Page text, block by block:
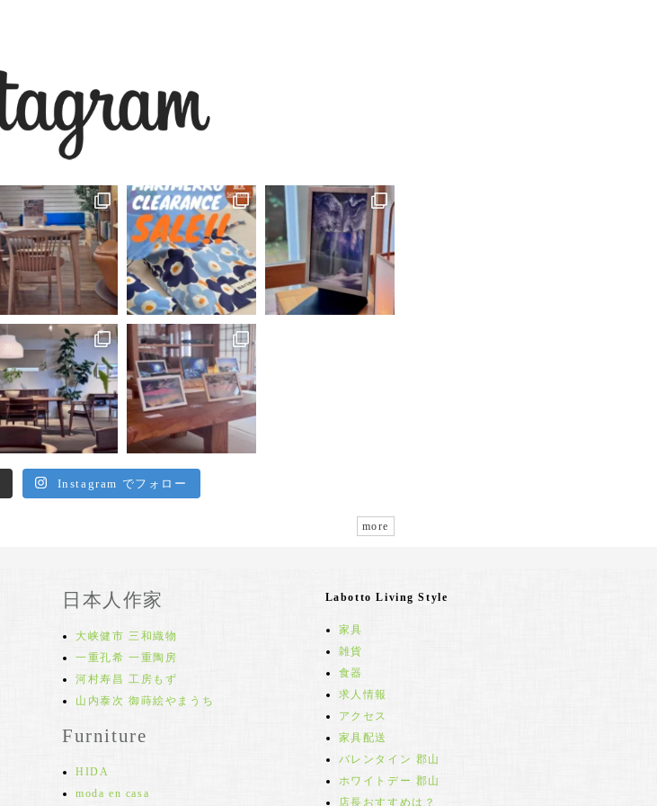
Instagram でフォロー
more
日本人作家
大峡健市 三和織物
一重孔希 一重陶房
河村寿昌 工房もず
山内泰次 御蒔絵やまうち
Furniture
HIDA
moda en casa
Labotto Living Style
家具
雑貨
食器
求人情報
アクセス
家具配送
バレンタイン 郡山
ホワイトデー 郡山
店長おすすめは？